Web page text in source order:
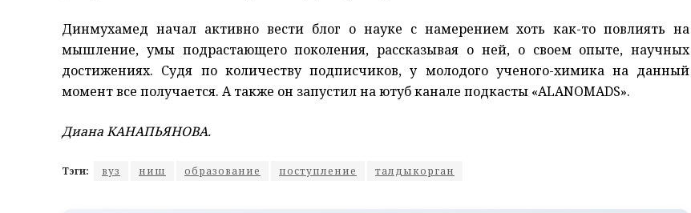
Динмухамед начал активно вести блог о науке с намерением хоть как-то повлиять на
мышление, умы подрастающего поколения, рассказывая о ней, о своем опыте, научных
достижениях. Судя по количеству подписчиков, у молодого ученого-химика на данный
момент все получается. А также он запустил на ютуб канале подкасты «ALANOMADS».
Диана КАНАПЬЯНОВА.
Тэги: вуз ниш образование поступление талдыкорган